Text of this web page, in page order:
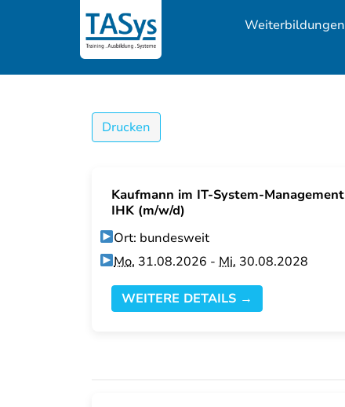
Weiterbildungen
Drucken
Kaufmann im IT-System-Management
IHK (m/w/d)
Ort: bundesweit
Mo. 31.08.2026 -Mi. 30.08.2028
WEITERE DETAILS →